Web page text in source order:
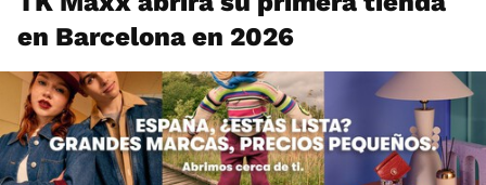
en Barcelona en 2026